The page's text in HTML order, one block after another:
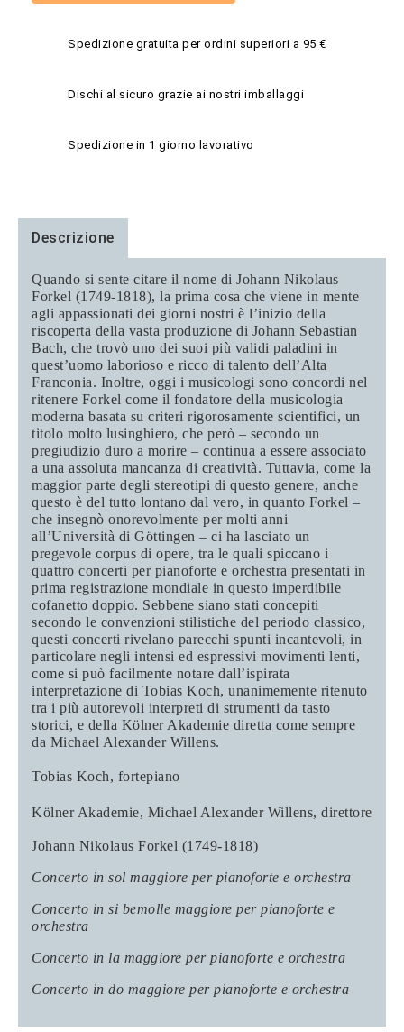
Spedizione gratuita per ordini superiori a 95 €
Dischi al sicuro grazie ai nostri imballaggi
Spedizione in 1 giorno lavorativo
Descrizione
Quando si sente citare il nome di Johann Nikolaus
Forkel (1749-1818), la prima cosa che viene in mente
agli appassionati dei giorni nostri è l’inizio della
riscoperta della vasta produzione di Johann Sebastian
Bach, che trovò uno dei suoi più validi paladini in
quest’uomo laborioso e ricco di talento dell’Alta
Franconia. Inoltre, oggi i musicologi sono concordi nel
ritenere Forkel come il fondatore della musicologia
moderna basata su criteri rigorosamente scientifici, un
titolo molto lusinghiero, che però – secondo un
pregiudizio duro a morire – continua a essere associato
a una assoluta mancanza di creatività. Tuttavia, come la
maggior parte degli stereotipi di questo genere, anche
questo è del tutto lontano dal vero, in quanto Forkel –
che insegnò onorevolmente per molti anni
all’Università di Göttingen – ci ha lasciato un
pregevole corpus di opere, tra le quali spiccano i
quattro concerti per pianoforte e orchestra presentati in
prima registrazione mondiale in questo imperdibile
cofanetto doppio. Sebbene siano stati concepiti
secondo le convenzioni stilistiche del periodo classico,
questi concerti rivelano parecchi spunti incantevoli, in
particolare negli intensi ed espressivi movimenti lenti,
come si può facilmente notare dall’ispirata
interpretazione di Tobias Koch, unanimemente ritenuto
tra i più autorevoli interpreti di strumenti da tasto
storici, e della Kölner Akademie diretta come sempre
da Michael Alexander Willens.
Tobias Koch, fortepiano
Kölner Akademie, Michael Alexander Willens, direttore
Johann Nikolaus Forkel (1749-1818)
Concerto in sol maggiore per pianoforte e orchestra
Concerto in si bemolle maggiore per pianoforte e
orchestra
Concerto in la maggiore per pianoforte e orchestra
Concerto in do maggiore per pianoforte e orchestra